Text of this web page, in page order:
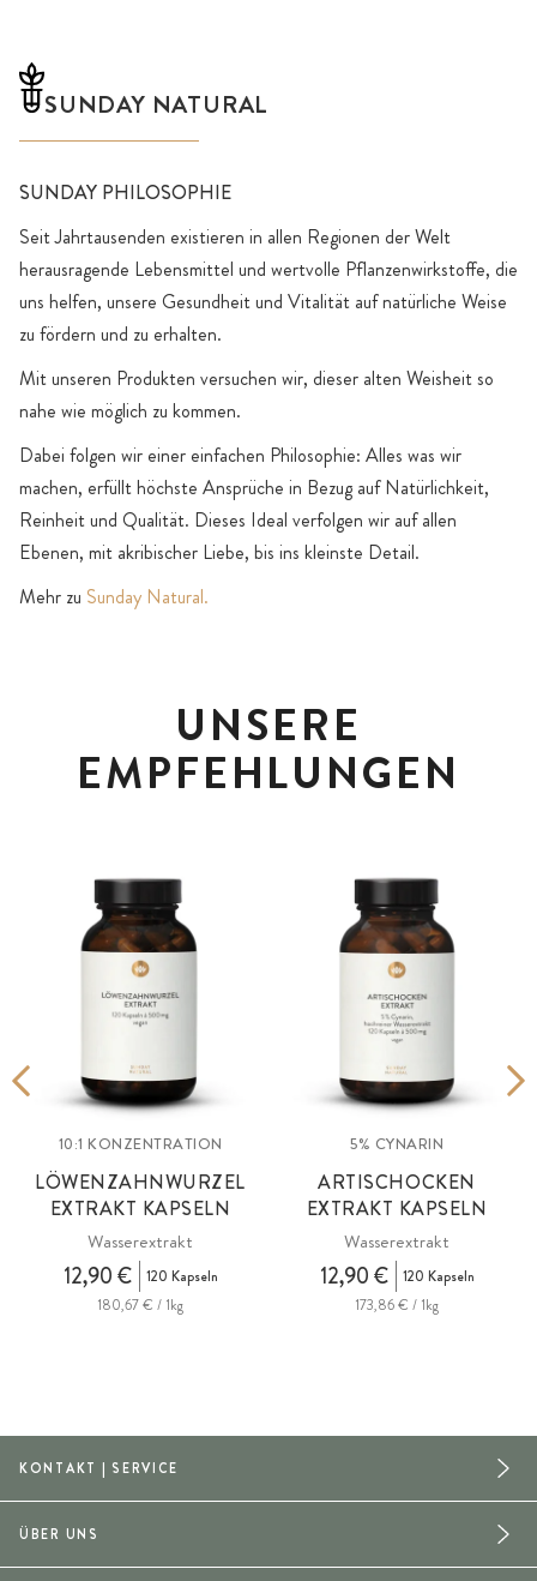
SUNDAY NATURAL
SUNDAY PHILOSOPHIE
Seit Jahrtausenden existieren in allen Regionen der Welt
herausragende Lebensmittel und wertvolle Pflanzenwirkstoffe, die
uns helfen, unsere Gesundheit und Vitalität auf natürliche Weise
zu fördern und zu erhalten.
Mit unseren Produkten versuchen wir, dieser alten Weisheit so
nahe wie möglich zu kommen.
Dabei folgen wir einer einfachen Philosophie: Alles was wir
machen, erfüllt höchste Ansprüche in Bezug auf Natürlichkeit,
Reinheit und Qualität. Dieses Ideal verfolgen wir auf allen
Ebenen, mit akribischer Liebe, bis ins kleinste Detail.
Mehr zu Sunday Natural.
UNSERE
EMPFEHLUNGEN
10:1 KONZENTRATION
LÖWENZAHNWURZEL
EXTRAKT KAPSELN
Wasserextrakt
12,90 €
120 Kapseln
180,67 € / 1kg
5% CYNARIN
ARTISCHOCKEN
EXTRAKT KAPSELN
Wasserextrakt
12,90 €
120 Kapseln
173,86 € / 1kg
KONTAKT | SERVICE
ÜBER UNS